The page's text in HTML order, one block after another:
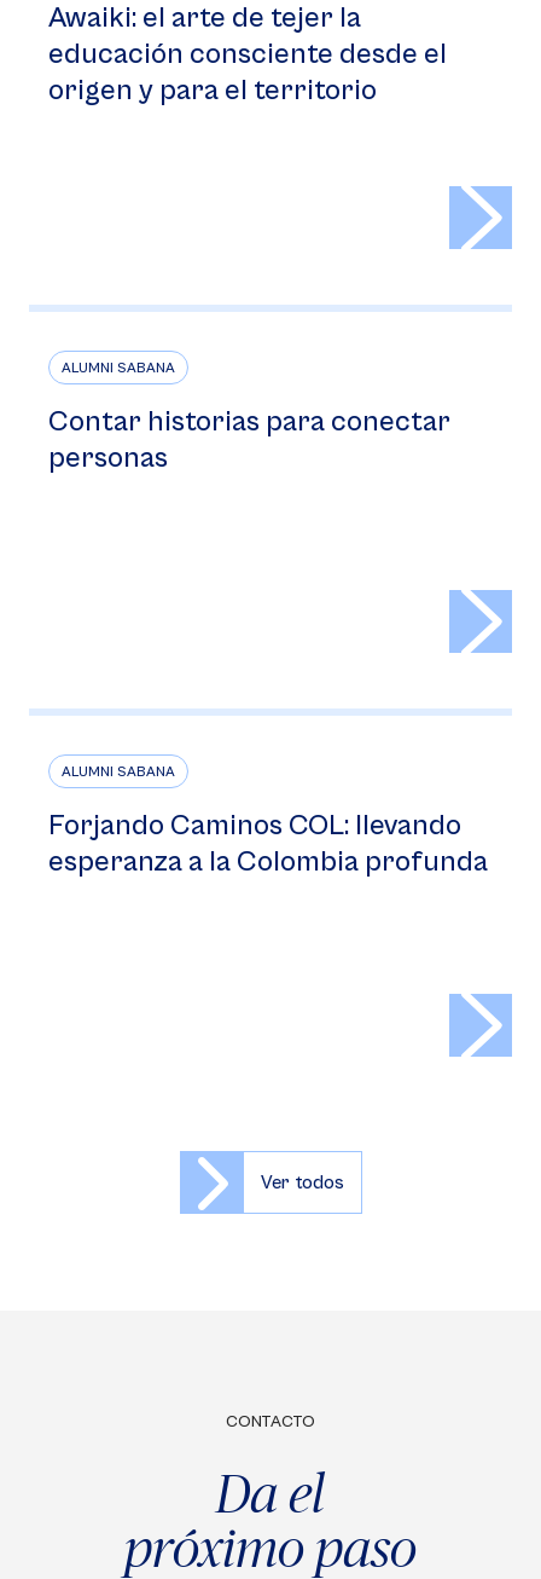
Awaiki: el arte de tejer la
educación consciente desde el
origen y para el territorio
ALUMNI SABANA
Contar historias para conectar
personas
ALUMNI SABANA
Forjando Caminos COL: llevando
esperanza a la Colombia profunda
Ver todos
CONTACTO
Da el
próximo paso